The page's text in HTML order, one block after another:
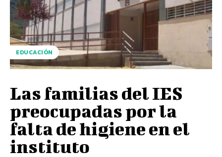
EDUCACIÓN
Las familias del IES
preocupadas por la
falta de higiene en el
instituto